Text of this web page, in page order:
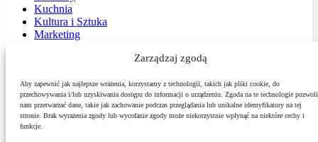
Zarządzaj zgodą
Aby zapewnić jak najlepsze wrażenia, korzystamy z technologii, takich jak pliki cookie, do
przechowywania i/lub uzyskiwania dostępu do informacji o urządzeniu. Zgoda na te technologie pozwoli
nam przetwarzać dane, takie jak zachowanie podczas przeglądania lub unikalne identyfikatory na tej
stronie. Brak wyrażenia zgody lub wycofanie zgody może niekorzystnie wpłynąć na niektóre cechy i
funkcje.
Kuchnia
Kultura i Sztuka
Marketing
Podróże
Polityka
Sport
Środowisko